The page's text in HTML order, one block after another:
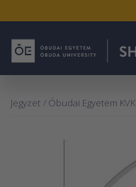
Jegyzet / Óbudai Egyetem KVK